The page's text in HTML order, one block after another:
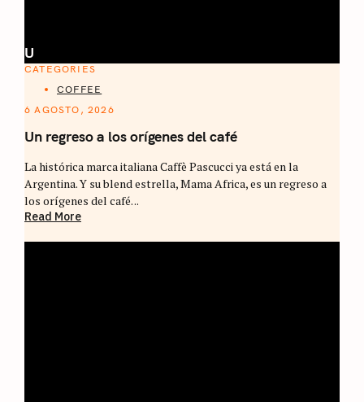
U
CATEGORIES
COFFEE
6 AGOSTO, 2026
Un regreso a los orígenes del café
La histórica marca italiana Caffè Pascucci ya está en la
Argentina. Y su blend estrella, Mama Africa, es un regreso a
los orígenes del café. ..
Read More